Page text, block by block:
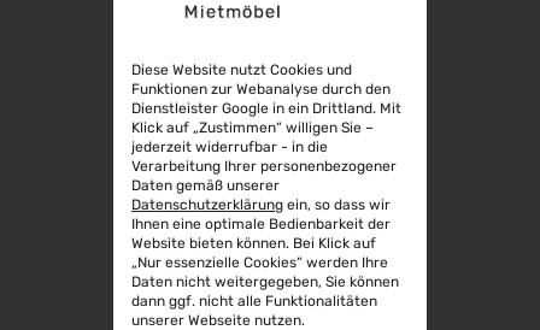
Diese Website nutzt Cookies und
Funktionen zur Webanalyse durch den
Dienstleister Google in ein Drittland. Mit
Klick auf „Zustimmen“ willigen Sie –
jederzeit widerrufbar - in die
Verarbeitung Ihrer personenbezogener
Daten gemäß unserer
Datenschutzerklärung ein, so dass wir
Ihnen eine optimale Bedienbarkeit der
Website bieten können. Bei Klick auf
„Nur essenzielle Cookies“ werden Ihre
Daten nicht weitergegeben, Sie können
dann ggf. nicht alle Funktionalitäten
unserer Webseite nutzen.